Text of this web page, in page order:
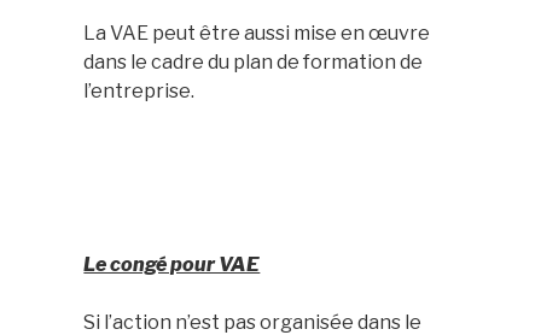
La VAE peut être aussi mise en œuvre
dans le cadre du plan de formation de
l’entreprise.
Le congé pour VAE
Si l’action n’est pas organisée dans le